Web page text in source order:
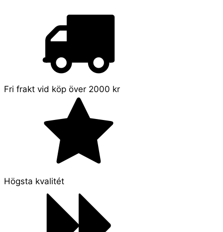
Fri frakt vid köp över 2000 kr
Högsta kvalitét